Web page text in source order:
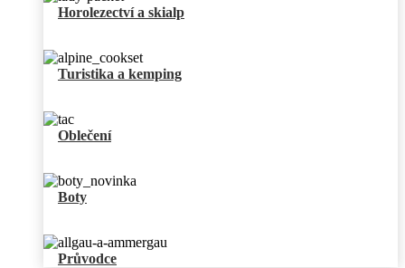
Horolezectví a skialp
Turistika a kemping
Oblečení
Boty
Průvodce